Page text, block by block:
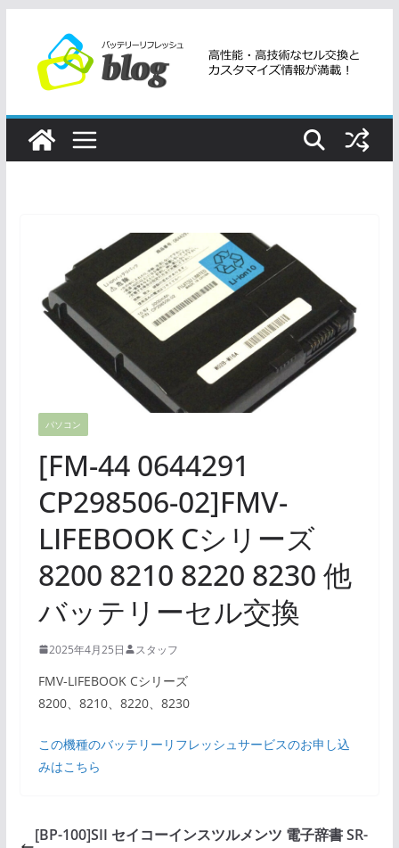
ツ
パソコン
[FM-44 0644291
CP298506-02]FMV-
LIFEBOOK Cシリーズ
8200 8210 8220 8230 他
バッテリーセル交換
2025年4月25日 スタッフ
FMV-LIFEBOOK Cシリーズ
8200、8210、8220、8230
この機種のバッテリーリフレッシュサービスのお申し込
みはこちら
[BP-100]SII セイコーインスツルメンツ 電子辞書 SR-